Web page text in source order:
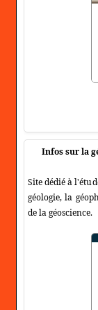
Infos sur la
Site dédié à
géologie, la
de la géoscience.